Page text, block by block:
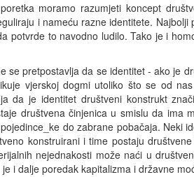
moramo razumjeti koncept
i nameću razne identitete.
potvrde to navodno ludilo. Tako je i
se pretpostavlja da se identitet - ako je
vjerskoj dogmi utoliko što se od
da je identitet društveni konstrukt
društvena činjenica u smislu da ima
do zabrane pobačaja. Neki
konstruirani i time postaju
nejednakosti može naći u
i dalje poredak kapitalizma i državne